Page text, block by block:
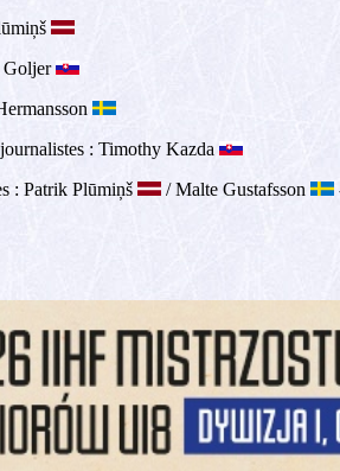
Goljer
: Timothy Kazda
: Patrik Plūmiņš
/ Malte Gustafsson